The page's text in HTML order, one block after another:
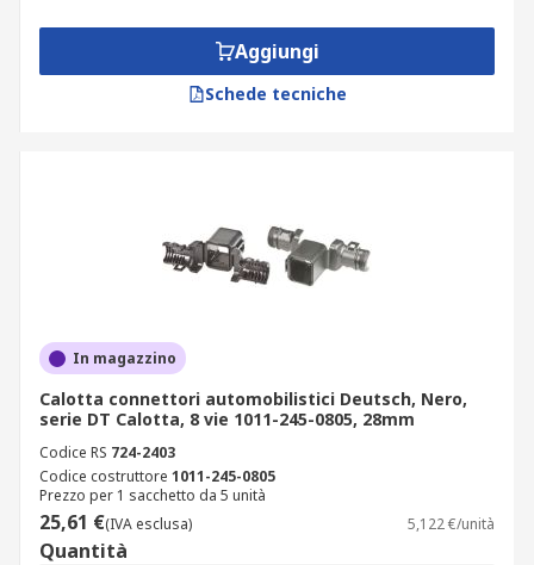
Aggiungi
Schede tecniche
In magazzino
Calotta connettori automobilistici Deutsch, Nero,
serie DT Calotta, 8 vie 1011-245-0805, 28mm
Codice RS 724-2403
Codice costruttore 1011-245-0805
Prezzo per 1 sacchetto da 5 unità
25,61 €(IVA esclusa) 5,122 €/unità
Quantità